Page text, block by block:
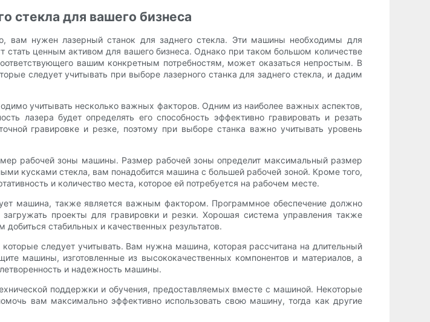
стекла для вашего бизнеса
вам нужен лазерный станок для заднего стекла. Эти машины необходимы для
стать ценным активом для вашего бизнеса. Однако при таком большом количестве
вашим конкретным потребностям, может оказаться непростым. В
следует учитывать при выборе лазерного станка для заднего стекла, и дадим
учитывать несколько важных факторов. Одним из наиболее важных аспектов,
лазера будет определять его способность эффективно гравировать и резать
гравировке и резке, поэтому при выборе станка важно учитывать уровень
рабочей зоны машины. Размер рабочей зоны определит максимальный размер
кусками стекла, вам понадобится машина с большей рабочей зоной. Кроме того,
и количество места, которое ей потребуется на рабочем месте.
машина, также является важным фактором. Программное обеспечение должно
проекты для гравировки и резки. Хорошая система управления также
стабильных и качественных результатов.
следует учитывать. Вам нужна машина, которая рассчитана на длительный
машины, изготовленные из высококачественных компонентов и материалов, а
и надежность машины.
поддержки и обучения, предоставляемых вместе с машиной. Некоторые
вам максимально эффективно использовать свою машину, тогда как другие